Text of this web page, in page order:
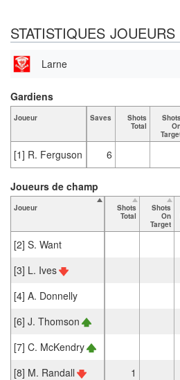
STATISTIQUES JOUEURS
Larne
Joueur Saves
Shots
Total
Shots
[1] R. Ferguson 6
Gardiens
Joueur
Shots
Total
Shots
On
Target
[2] S. Want
[3] L. Ives
[4] A. Donnelly
[6] J. Thomson
[7] C. McKendry
[8] M. Randall
1
Joueurs de champ